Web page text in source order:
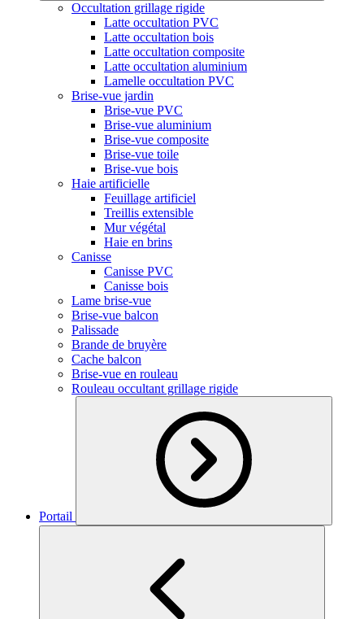
Occultation grillage rigide
Latte occultation PVC
Latte occultation bois
Latte occultation composite
Latte occultation aluminium
Lamelle occultation PVC
Brise-vue jardin
Brise-vue PVC
Brise-vue aluminium
Brise-vue composite
Brise-vue toile
Brise-vue bois
Haie artificielle
Feuillage artificiel
Treillis extensible
Mur végétal
Haie en brins
Canisse
Canisse PVC
Canisse bois
Lame brise-vue
Brise-vue balcon
Palissade
Brande de bruyère
Cache balcon
Brise-vue en rouleau
Rouleau occultant grillage rigide
Portail